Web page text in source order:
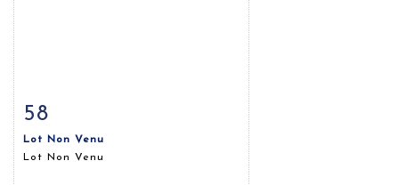
Fiche détaillée
58
Lot Non Venu
Lot Non Venu